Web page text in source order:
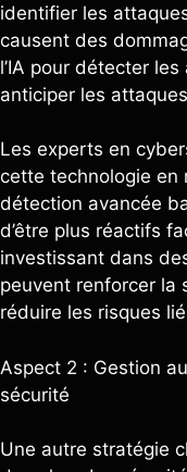
identifier les
causent des
l’IA pour détecter
anticiper les
Les experts en
cette technologie en
détection avancée
d’être plus réactifs
investissant dans
peuvent renforcer la
réduire les risques
Aspect 2 : Gestion
sécurité
Une autre stratégie